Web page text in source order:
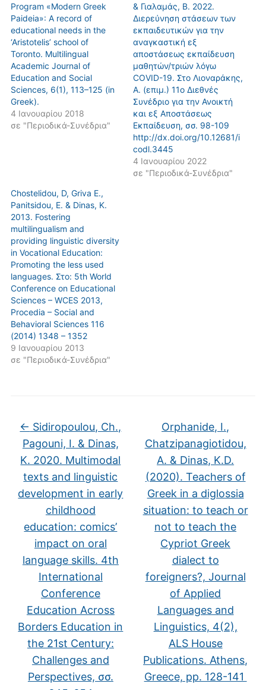
Program «Modern Greek
Paideia»: A record of
educational needs in the
‘Aristotelis’ school of
Toronto. Multilingual
Academic Journal of
Education and Social
Sciences, 6(1), 113–125 (in
Greek).
4 Ιανουαρίου 2018
σε "Περιοδικά-Συνέδρια"
& Γιαλαμάς, Β. 2022.
Διερεύνηση στάσεων των
εκπαιδευτικών για την
αναγκαστική εξ
αποστάσεως εκπαίδευση
μαθητών/τριών λόγω
COVID-19. Στο Λιοναράκης,
Α. (επιμ.) 11ο Διεθνές
Συνέδριο για την Ανοικτή
και εξ Αποστάσεως
Εκπαίδευση, σσ. 98-109
http://dx.doi.org/10.12681/i
codl.3445
4 Ιανουαρίου 2022
σε "Περιοδικά-Συνέδρια"
Chostelidou, D, Griva E.,
Panitsidou, E. & Dinas, K.
2013. Fostering
multilingualism and
providing linguistic diversity
in Vocational Education:
Promoting the less used
languages. Στο: 5th World
Conference on Educational
Sciences – WCES 2013,
Procedia – Social and
Behavioral Sciences 116
(2014) 1348 – 1352
9 Ιανουαρίου 2013
σε "Περιοδικά-Συνέδρια"
← Sidiropoulou, Ch.,
Pagouni, I. & Dinas,
K. 2020. Multimodal
texts and linguistic
development in early
childhood
education: comics’
impact on oral
language skills. 4th
International
Conference
Education Across
Borders Education in
the 21st Century:
Challenges and
Perspectives, σσ.
Orphanide, I.,
Chatzipanagiotidou,
A. & Dinas, K.D.
(2020). Teachers of
Greek in a diglossia
situation: to teach or
not to teach the
Cypriot Greek
dialect to
foreigners?, Journal
of Applied
Languages and
Linguistics, 4(2),
ALS House
Publications. Athens,
Greece, pp. 128-141